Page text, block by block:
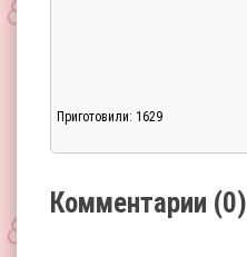
Приготовили: 1629
Комментарии (0)